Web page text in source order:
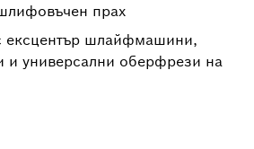
прах
ексцентър шлайфмашини,
универсални оберфрези на